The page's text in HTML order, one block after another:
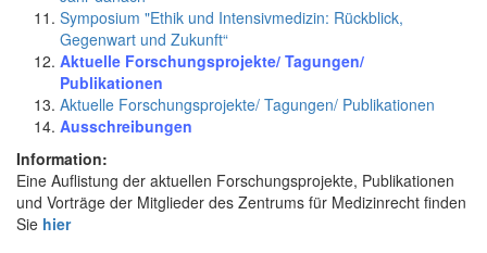
Symposium "Ethik und Intensivmedizin: Rückblick,
Gegenwart und Zukunft“
Aktuelle Forschungsprojekte/ Tagungen/
Publikationen
Aktuelle Forschungsprojekte/ Tagungen/ Publikationen
Ausschreibungen
Information:
Eine Auflistung der aktuellen Forschungsprojekte, Publikationen
und Vorträge der Mitglieder des Zentrums für Medizinrecht finden
Sie hier